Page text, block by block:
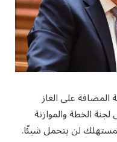
على الغاز
الخطة والموازنة
لن يتحمل شيئًا.